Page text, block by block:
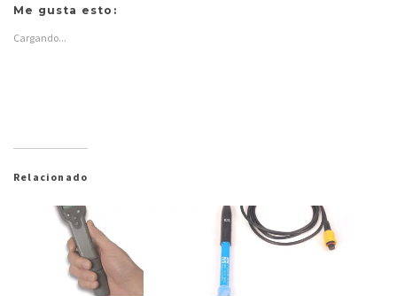
Me gusta esto:
Cargando...
Relacionado